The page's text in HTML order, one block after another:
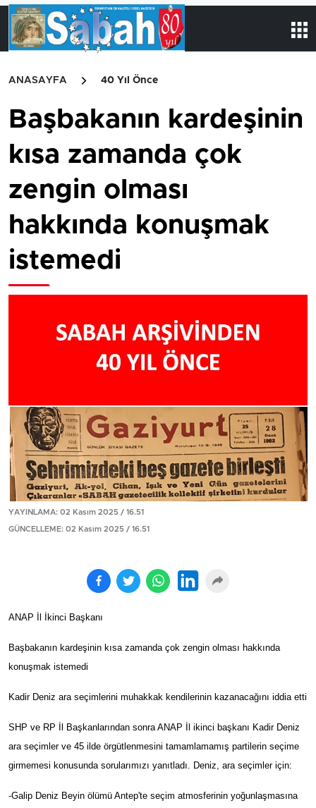
ANASAYFA 40 Yıl Önce
Başbakanın kardeşinin
kısa zamanda çok
zengin olması
hakkında konuşmak
istemedi
YAYINLAMA: 02 Kasım 2025 / 16.51
GÜNCELLEME: 02 Kasım 2025 / 16.51
ANAP İl İkinci Başkanı
Başbakanın kardeşinin kısa zamanda çok zengin olması hakkında
konuşmak istemedi
Kadir Deniz ara seçimlerini muhakkak kendilerinin kazanacağını iddia etti
SHP ve RP İl Başkanlarından sonra ANAP İl ikinci başkanı Kadir Deniz
ara seçimler ve 45 ilde örgütlenmesini tamamlamamış partilerin seçime
girmemesi konusunda sorularımızı yanıtladı. Deniz, ara seçimler için:
-Galip Deniz Beyin ölümü Antep'te seçim atmosferinin yoğunlaşmasına